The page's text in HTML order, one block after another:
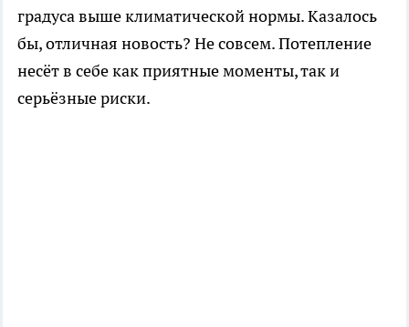
градуса выше климатической нормы. Казалось
бы, отличная новость? Не совсем. Потепление
несёт в себе как приятные моменты, так и
серьёзные риски.